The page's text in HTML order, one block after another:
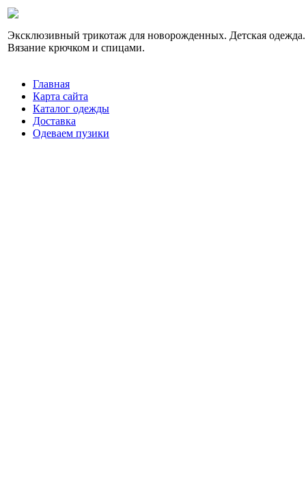
Эксклюзивный трикотаж для новорожденных. Детская одежда.
Вязание крючком и спицами.
Главная
Карта сайта
Каталог одежды
Доставка
Одеваем пузики